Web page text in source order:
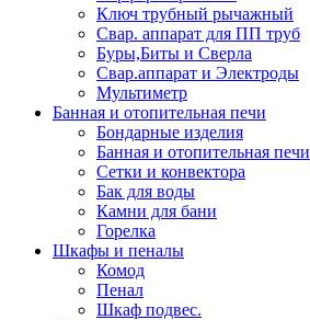
Ключ трубный рычажный
Свар. аппарат для ПП труб
Буры,Биты и Сверла
Свар.аппарат и Электроды
Мультиметр
Банная и отопительная печи
Бондарные изделия
Банная и отопительная печи
Сетки и конвектора
Бак для воды
Камни для бани
Горелка
Шкафы и пеналы
Комод
Пенал
Шкаф подвес.